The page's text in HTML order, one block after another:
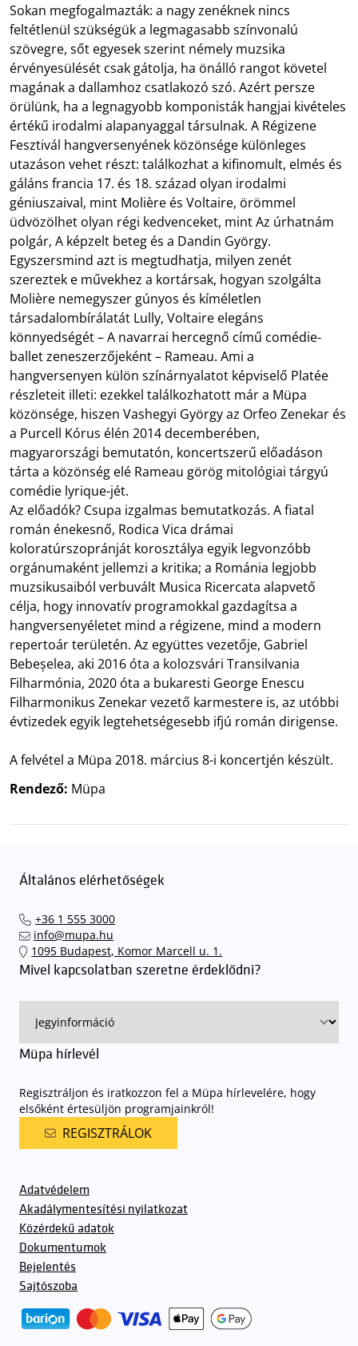
Sokan megfogalmazták: a nagy zenéknek nincs
feltétlenül szükségük a legmagasabb színvonalú
szövegre, sőt egyesek szerint némely muzsika
érvényesülését csak gátolja, ha önálló rangot követel
magának a dallamhoz csatlakozó szó. Azért persze
örülünk, ha a legnagyobb komponisták hangjai kivételes
értékű irodalmi alapanyaggal társulnak. A Régizene
Fesztivál hangversenyének közönsége különleges
utazáson vehet részt: találkozhat a kifinomult, elmés és
gáláns francia 17. és 18. század olyan irodalmi
géniuszaival, mint Molière és Voltaire, örömmel
üdvözölhet olyan régi kedvenceket, mint Az úrhatnám
polgár, A képzelt beteg és a Dandin György.
Egyszersmind azt is megtudhatja, milyen zenét
szereztek e művekhez a kortársak, hogyan szolgálta
Molière nemegyszer gúnyos és kíméletlen
társadalombírálatát Lully, Voltaire elegáns
könnyedségét – A navarrai hercegnő című comédie-
ballet zeneszerzőjeként – Rameau. Ami a
hangversenyen külön színárnyalatot képviselő Platée
részleteit illeti: ezekkel találkozhatott már a Müpa
közönsége, hiszen Vashegyi György az Orfeo Zenekar és
a Purcell Kórus élén 2014 decemberében,
magyarországi bemutatón, koncertszerű előadáson
tárta a közönség elé Rameau görög mitológiai tárgyú
comédie lyrique-jét.
Az előadók? Csupa izgalmas bemutatkozás. A fiatal
román énekesnő, Rodica Vica drámai
koloratúrszopránját korosztálya egyik legvonzóbb
orgánumaként jellemzi a kritika; a Románia legjobb
muzsikusaiból verbuvált Musica Ricercata alapvető
célja, hogy innovatív programokkal gazdagítsa a
hangversenyéletet mind a régizene, mind a modern
repertoár területén. Az együttes vezetője, Gabriel
Bebeșelea, aki 2016 óta a kolozsvári Transilvania
Filharmónia, 2020 óta a bukaresti George Enescu
Filharmonikus Zenekar vezető karmestere is, az utóbbi
évtizedek egyik legtehetségesebb ifjú román dirigense.
A felvétel a Müpa 2018. március 8-i koncertjén készült.
Rendező: Müpa
Általános elérhetőségek
+36 1 555 3000
info@mupa.hu
1095 Budapest, Komor Marcell u. 1.
Mivel kapcsolatban szeretne érdeklődni?
Müpa hírlevél
Regisztráljon és iratkozzon fel a Müpa hírlevelére, hogy
elsőként értesüljön programjainkról!
REGISZTRÁLOK
Adatvédelem
Akadálymentesítési nyilatkozat
Közérdekű adatok
Dokumentumok
Bejelentés
Sajtószoba